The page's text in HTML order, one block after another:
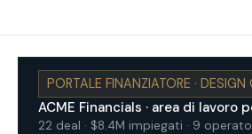
Il Portale finanziario
PORTALE FINANZIATORE ·
ACME Financials · area di lavoro
22 deal · $8.4M impiegati · 9